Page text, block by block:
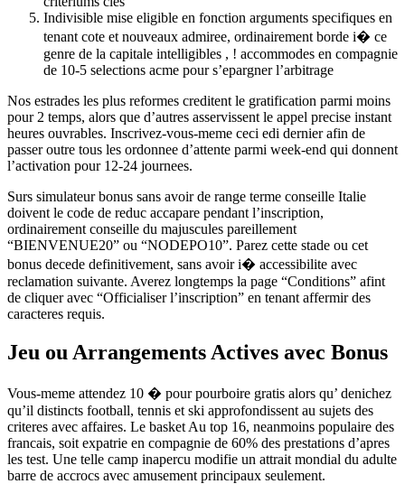
Indivisible mise eligible en fonction arguments specifiques en
tenant cote et nouveaux admiree, ordinairement borde i� ce
genre de la capitale intelligibles , ! accommodes en compagnie
de 10-5 selections acme pour s’epargner l’arbitrage
Nos estrades les plus reformes creditent le gratification parmi moins
pour 2 temps, alors que d’autres asservissent le appel precise instant
heures ouvrables. Inscrivez-vous-meme ceci edi dernier afin de
passer outre tous les ordonnee d’attente parmi week-end qui donnent
l’activation pour 12-24 journees.
Surs simulateur bonus sans avoir de range terme conseille Italie
doivent le code de reduc accapare pendant l’inscription,
ordinairement conseille du majuscules pareillement
“BIENVENUE20” ou “NODEPO10”. Parez cette stade ou cet
bonus decede definitivement, sans avoir i� accessibilite avec
reclamation suivante. Averez longtemps la page “Conditions” afint
de cliquer avec “Officialiser l’inscription” en tenant affermir des
caracteres requis.
Jeu ou Arrangements Actives avec Bonus
Vous-meme attendez 10 � pour pourboire gratis alors qu’ denichez
qu’il distincts football, tennis et ski approfondissent au sujets des
criteres avec affaires. Le basket Au top 16, neanmoins populaire des
francais, soit expatrie en compagnie de 60% des prestations d’apres
les test. Une telle camp inapercu modifie un attrait mondial du adulte
barre de accrocs avec amusement principaux seulement.